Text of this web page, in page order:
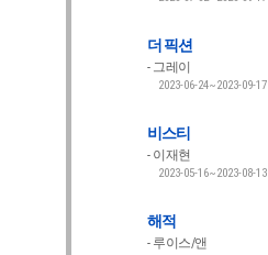
더 픽션
그레이
2023-06-24~2023-09-17
비스티
이재현
2023-05-16~2023-08-13
해적
루이스/앤